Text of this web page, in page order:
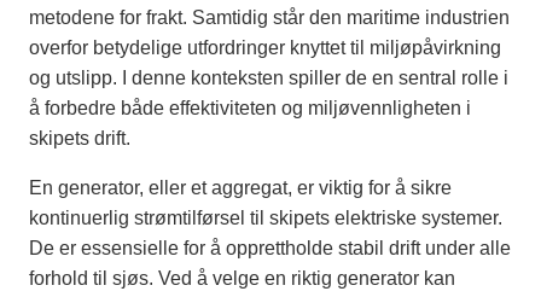
metodene for frakt. Samtidig står den maritime industrien
overfor betydelige utfordringer knyttet til miljøpåvirkning
og utslipp. I denne konteksten spiller de en sentral rolle i
å forbedre både effektiviteten og miljøvennligheten i
skipets drift.
En generator, eller et aggregat, er viktig for å sikre
kontinuerlig strømtilførsel til skipets elektriske systemer.
De er essensielle for å opprettholde stabil drift under alle
forhold til sjøs. Ved å velge en riktig generator kan